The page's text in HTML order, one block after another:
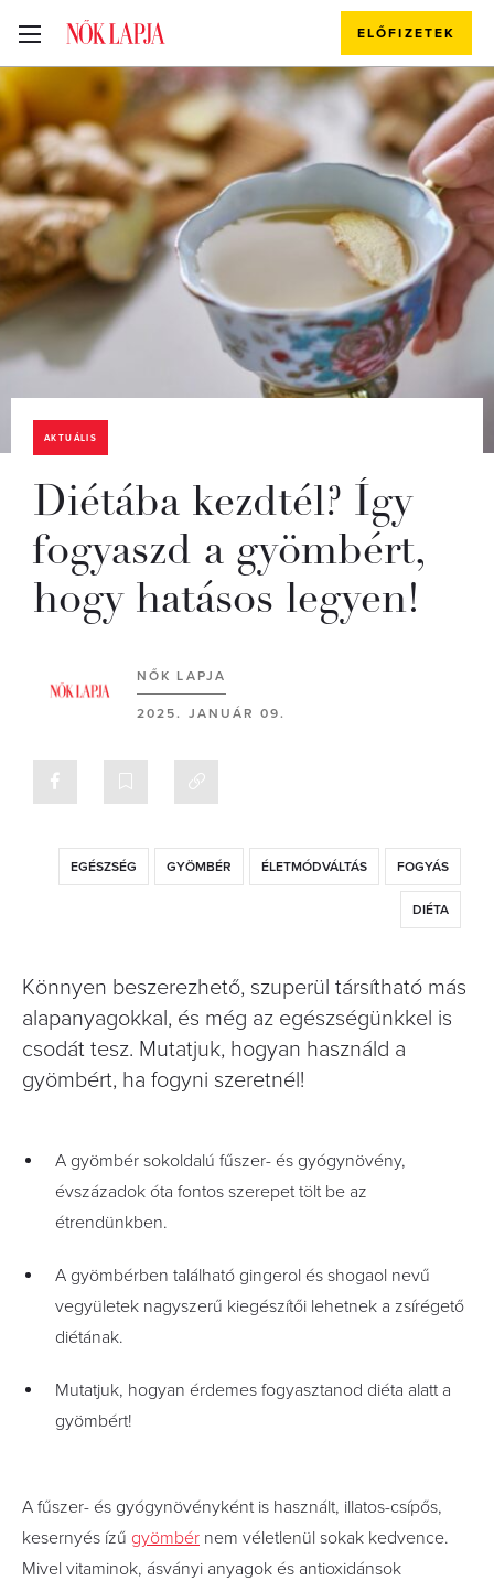
ELŐFIZETEK
AKTUÁLIS
Diétába kezdtél? Így
fogyaszd a gyömbért,
hogy hatásos legyen!
NŐK LAPJA
2025. JANUÁR 09.
EGÉSZSÉG GYÖMBÉR ÉLETMÓDVÁLTÁS FOGYÁS
DIÉTA
Könnyen beszerezhető, szuperül társítható más
alapanyagokkal, és még az egészségünkkel is
csodát tesz. Mutatjuk, hogyan használd a
gyömbért, ha fogyni szeretnél!
A gyömbér sokoldalú fűszer- és gyógynövény,
évszázadok óta fontos szerepet tölt be az
étrendünkben.
A gyömbérben található gingerol és shogaol nevű
vegyületek nagyszerű kiegészítői lehetnek a zsírégető
diétának.
Mutatjuk, hogyan érdemes fogyasztanod diéta alatt a
gyömbért!
A fűszer- és gyógynövényként is használt, illatos-csípős,
kesernyés ízű gyömbér nem véletlenül sokak kedvence.
Mivel vitaminok, ásványi anyagok és antioxidánsok